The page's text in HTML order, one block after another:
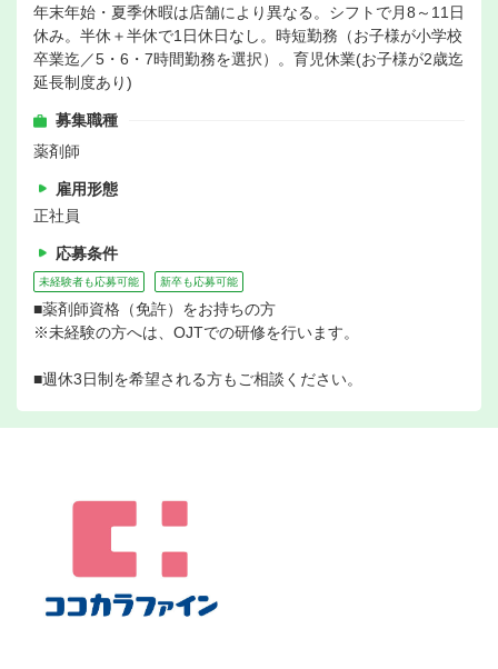
年末年始・夏季休暇は店舗により異なる。シフトで月8～11日
休み。半休＋半休で1日休日なし。時短勤務（お子様が小学校
卒業迄／5・6・7時間勤務を選択）。育児休業(お子様が2歳迄
延長制度あり)
募集職種
薬剤師
雇用形態
正社員
応募条件
未経験者も応募可能 新卒も応募可能
■薬剤師資格（免許）をお持ちの方
※未経験の方へは、OJTでの研修を行います。
■週休3日制を希望される方もご相談ください。